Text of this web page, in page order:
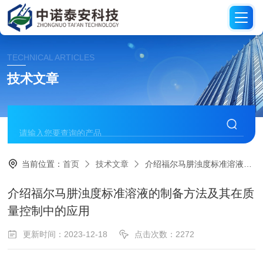
TECHNICAL ARTICLES
技术文章
当前位置：首页 技术文章 介绍福尔马肼浊度标准溶液的制备方法及其在质量控制中的应用
介绍福尔马肼浊度标准溶液的制备方法及其在质
量控制中的应用
更新时间：2023-12-18 点击次数：2272